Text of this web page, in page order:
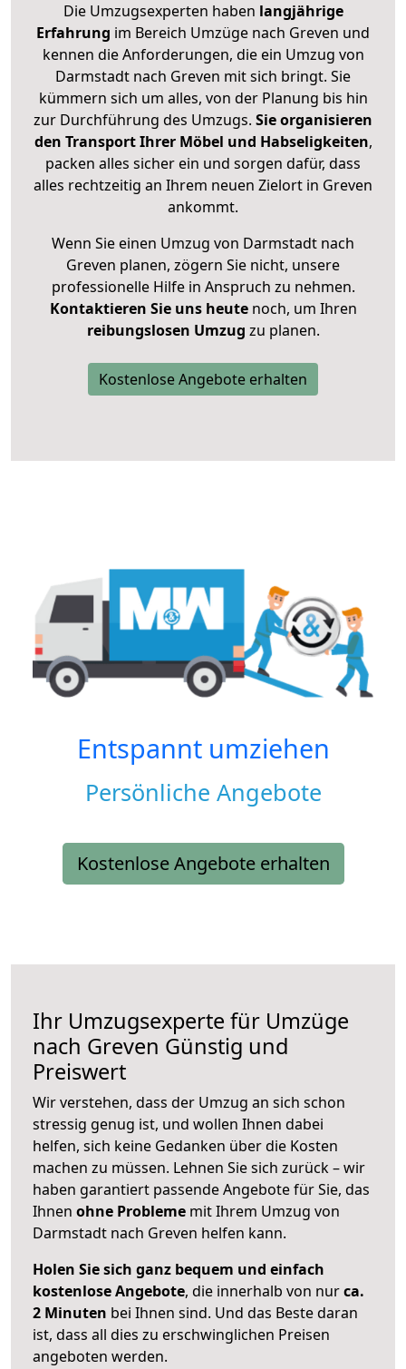
Die Umzugsexperten haben langjährige
Erfahrung im Bereich Umzüge nach Greven und
kennen die Anforderungen, die ein Umzug von
Darmstadt nach Greven mit sich bringt. Sie
kümmern sich um alles, von der Planung bis hin
zur Durchführung des Umzugs. Sie organisieren
den Transport Ihrer Möbel und Habseligkeiten,
packen alles sicher ein und sorgen dafür, dass
alles rechtzeitig an Ihrem neuen Zielort in Greven
ankommt.
Wenn Sie einen Umzug von Darmstadt nach
Greven planen, zögern Sie nicht, unsere
professionelle Hilfe in Anspruch zu nehmen.
Kontaktieren Sie uns heutenoch, um Ihren
reibungslosen Umzug zu planen.
Kostenlose Angebote erhalten
Entspannt umziehen
Persönliche Angebote
Kostenlose Angebote erhalten
Ihr Umzugsexperte für Umzüge
nach Greven Günstig und
Preiswert
Wir verstehen, dass der Umzug an sich schon
stressig genug ist, und wollen Ihnen dabei
helfen, sich keine Gedanken über die Kosten
machen zu müssen. Lehnen Sie sich zurück – wir
haben garantiert passende Angebote für Sie, das
Ihnen ohne Probleme mit Ihrem Umzug von
Darmstadt nach Greven helfen kann.
Holen Sie sich ganz bequem und einfach
kostenlose Angebote, die innerhalb von nurca.
2 Minuten bei Ihnen sind. Und das Beste daran
ist, dass all dies zu erschwinglichen Preisen
angeboten werden.